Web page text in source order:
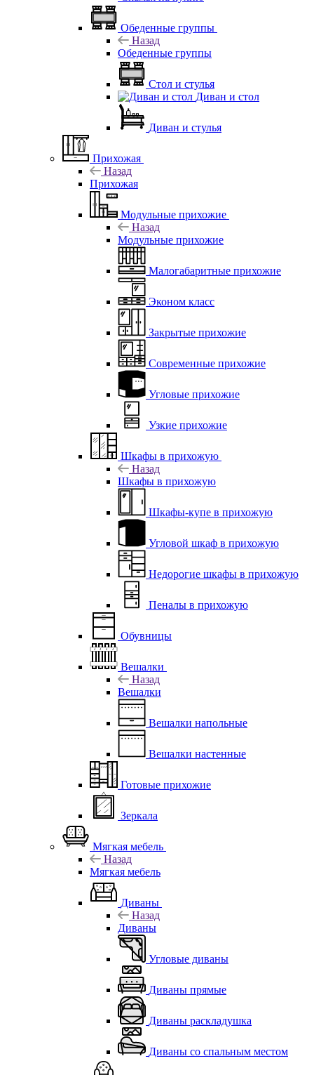
Обеденные группы
Назад
Обеденные группы
Стол и стулья
Диван и стол
Диван и стулья
Прихожая
Назад
Прихожая
Модульные прихожие
Назад
Модульные прихожие
Малогабаритные прихожие
Эконом класс
Закрытые прихожие
Современные прихожие
Угловые прихожие
Узкие прихожие
Шкафы в прихожую
Назад
Шкафы в прихожую
Шкафы-купе в прихожую
Угловой шкаф в прихожую
Недорогие шкафы в прихожую
Пеналы в прихожую
Обувницы
Вешалки
Назад
Вешалки
Вешалки напольные
Вешалки настенные
Готовые прихожие
Зеркала
Мягкая мебель
Назад
Мягкая мебель
Диваны
Назад
Диваны
Угловые диваны
Диваны прямые
Диваны раскладушка
Диваны со спальным местом